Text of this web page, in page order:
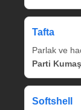
Tafta
Parlak ve
Parti
Softshell